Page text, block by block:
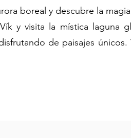
boreal y descubre la
y visita la mística laguna
de paisajes únicos.